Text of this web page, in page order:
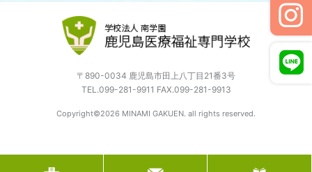
〒890-0034 鹿児島市田上八丁目21番3号
TEL.099-281-9911 FAX.099-281-9913
Copyright©2026 MINAMI GAKUEN. all rights reserved.